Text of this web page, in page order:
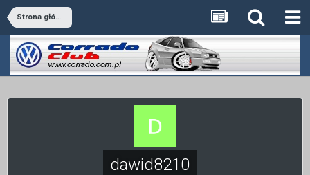
Strona główna
dawid8210